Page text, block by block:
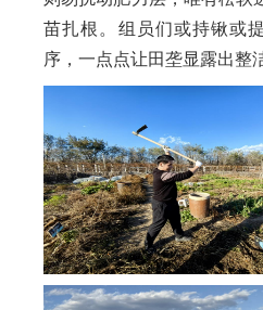
苗扎根。组员们或持锹或
序，一点点让田垄显露出整